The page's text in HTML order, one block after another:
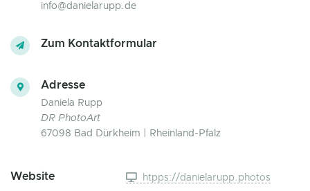
info@danielarupp.de
Zum Kontaktformular
Adresse
Daniela Rupp
DR PhotoArt
67098 Bad Dürkheim | Rheinland-Pfalz
Website htpps://danielarupp.photos